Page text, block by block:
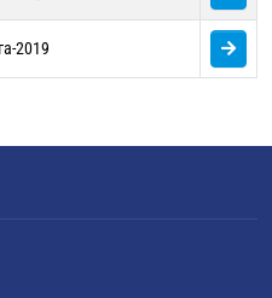
2019